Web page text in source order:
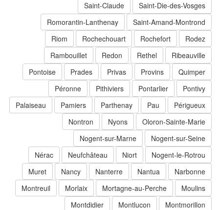
Saint-Die-des-Vosges
Saint-Claude
Saint-Amand-Montrond
Romorantin-Lanthenay
Rodez
Rochefort
Rochechouart
Riom
Ribeauville
Rethel
Redon
Rambouillet
Quimper
Provins
Privas
Prades
Pontoise
Pontivy
Pontarlier
Pithiviers
Péronne
Périgueux
Parthenay
Pamiers
Palaiseau
Oloron-Sainte-Marie
Nyons
Nontron
Nogent-sur-Seine
Nogent-sur-Marne
Nogent-le-Rotrou
Niort
Neufchâteau
Nérac
Narbonne
Nantua
Nanterre
Nancy
Muret
Moulins
Mortagne-au-Perche
Morlaix
Montreuil
Montmorillon
Montlucon
Montdidier